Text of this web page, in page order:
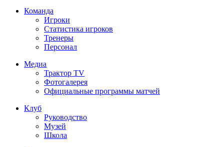
Команда
Игроки
Статистика игроков
Тренеры
Персонал
Медиа
Трактор TV
Фотогалерея
Официальные программы матчей
Клуб
Руководство
Музей
Школа